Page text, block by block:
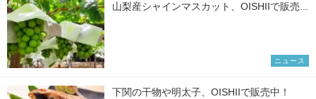
山梨産シャインマスカット、OISHIIで販売...
ニュース
下関の干物や明太子、OISHIIで販売中！